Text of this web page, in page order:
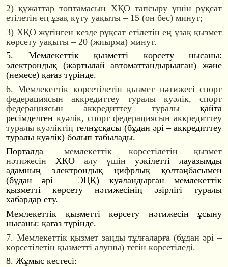
2) құжаттар топтамасын ХҚО тапсыру үшін рұқсат
етілетін ең ұзақ күту уақыты – 15 (он бес) минут;
3) ХҚО жүгінген кезде рұқсат етілетін ең ұзақ қызмет
көрсету уақыты – 20 (жиырма) минут.
5. Мемлекеттік қызметті көрсету нысаны:
электрондық (жартылай автоматтандырылған) және
(немесе) қағаз түрінде.
6. Мемлекеттік көрсетілетін қызмет нәтижесі спорт
федерациясын аккредиттеу туралы куәлік, спорт
федерациясын аккредиттеу туралы қайта
ресімделген куәлік, спорт федерациясын аккредиттеу
туралы куәліктің телнұсқасы (бұдан әрі – аккредиттеу
туралы куәлік) болып табылады.
Порталда–мемлекеттік көрсетілетін қызмет
нәтижесін ХҚО алу үшін уәкілетті лауазымды
адамның электрондық цифрлық қолтаңбасымен
(бұдан әрі – ЭЦҚ) куәландырған мемлекеттік
қызметті көрсету нәтижесінің әзірлігі туралы
хабардар ету.
Мемлекеттік қызметті көрсету нәтижесін ұсыну
нысаны: қағаз түрінде.
7. Мемлекеттік қызмет заңды тұлғаларға (бұдан әрі –
көрсетілетін қызметті алушы) тегін көрсетіледі.
8. Жұмыс кестесі: